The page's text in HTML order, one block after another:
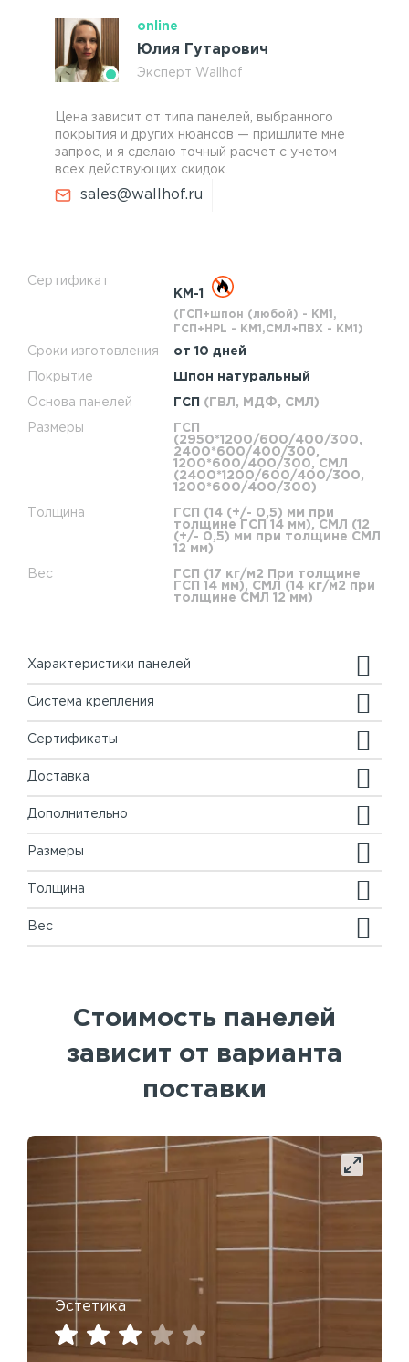
Сертификат
КМ-1
(ГСП+шпон (любой) - КМ1,
ГСП+HPL - КМ1,СМЛ+ПВХ - КМ1)
Сроки изготовления от 10 дней
Покрытие Шпон натуральный
Основа панелей ГСП (ГВЛ, МДФ, СМЛ)
Размеры
ГСП
(2950*1200/600/400/300,
2400*600/400/300,
1200*600/400/300, СМЛ
(2400*1200/600/400/300,
1200*600/400/300)
Толщина
ГСП (14 (+/- 0,5) мм при
толщине ГСП 14 мм), СМЛ (12
(+/- 0,5) мм при толщине СМЛ
12 мм)
Вес
ГСП (17 кг/м2 При толщине
ГСП 14 мм), СМЛ (14 кг/м2 при
толщине СМЛ 12 мм)
online
Юлия Гутарович
Эксперт Wallhof
Цена зависит от типа панелей, выбранного
покрытия и других нюансов — пришлите мне
запрос, и я сделаю точный расчет с учетом
всех действующих скидок.
sales@wallhof.ru
Характеристики панелей
Система крепления
Сертификаты
Доставка
Дополнительно
Размеры
Толщина
Вес
Стоимость панелей
зависит от варианта
поставки
Эстетика